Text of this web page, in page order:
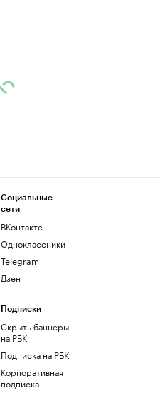
Социальные
сети
ВКонтакте
Одноклассники
Telegram
Дзен
Подписки
Скрыть баннеры
на РБК
Подписка на РБК
Корпоративная
подписка